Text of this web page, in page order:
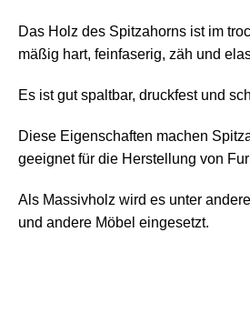
Das Holz des Spitzahorns ist im
mäßig hart, feinfaserig, zäh und
Es ist gut spaltbar, druckfest und
Diese Eigenschaften machen
geeignet für die Herstellung von
Als Massivholz wird es unter
und andere Möbel eingesetzt.